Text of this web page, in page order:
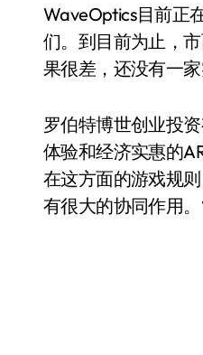
WaveOptics目前正
们。到目前为止，
果很差，还没有一
罗伯特博世创业投
体验和经济实惠的
在这方面的游戏规
有很大的协同作用。